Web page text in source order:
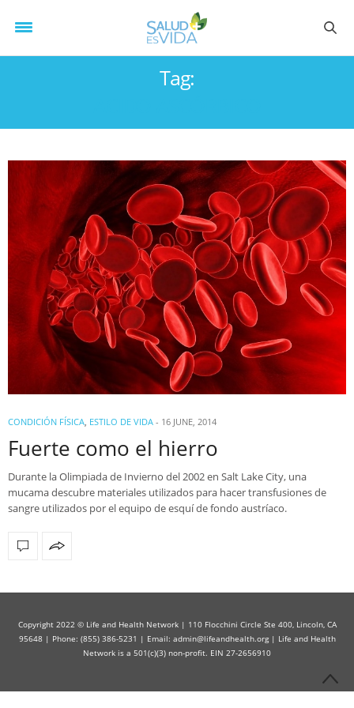
Tag:
CONDICIÓN FÍSICA ESTILO DE VIDA - 16 JUNE, 2014
Fuerte como el hierro
Durante la Olimpiada de Invierno del 2002 en Salt Lake City, una
mucama descubre materiales utilizados para hacer transfusiones de
sangre utilizados por el equipo de esquí de fondo austríaco.
Copyright 2022 © Life and Health Network | 110 Flocchini Circle Ste 400, Lincoln, CA
95648 | Phone: (855) 386-5231 | Email: admin@lifeandhealth.org | Life and Health
Network is a 501(c)(3) non-profit. EIN 27-2656910